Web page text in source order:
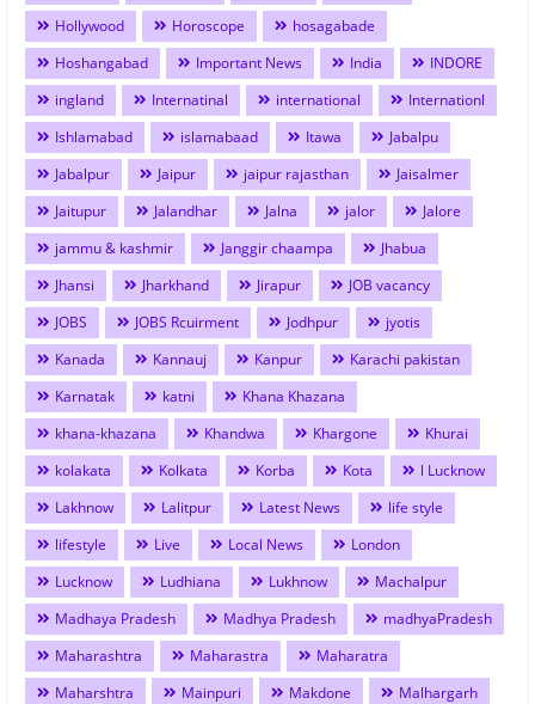
Hollywood
Horoscope
hosagabade
Hoshangabad
Important News India
INDORE
ingland
Internatinal international
Internationl
Ishlamabad
islamabaad Itawa
Jabalpu
Jabalpur
Jaipur jaipur rajasthan
Jaisalmer
Jaitupur
Jalandhar Jalna jalor
Jalore
jammu & kashmir
Janggir chaampa
Jhabua
Jhansi
Jharkhand Jirapur
JOB vacancy
JOBS
JOBS Rcuirment Jodhpur
jyotis
Kanada
Kannauj Kanpur
Karachi pakistan
Karnatak
katni
Khana Khazana
khana-khazana
Khandwa Khargone
Khurai
kolakata
Kolkata Korba Kota
l Lucknow
Lakhnow
Lalitpur Latest News
life style
lifestyle
Live Local News
London
Lucknow
Ludhiana Lukhnow
Machalpur
Madhaya Pradesh
Madhya Pradesh
madhyaPradesh
Maharashtra
Maharastra
Maharatra
Maharshtra
Mainpuri Makdone
Malhargarh